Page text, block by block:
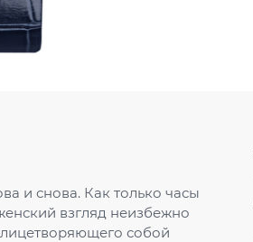
и снова. Как только часы
взгляд неизбежно
собой